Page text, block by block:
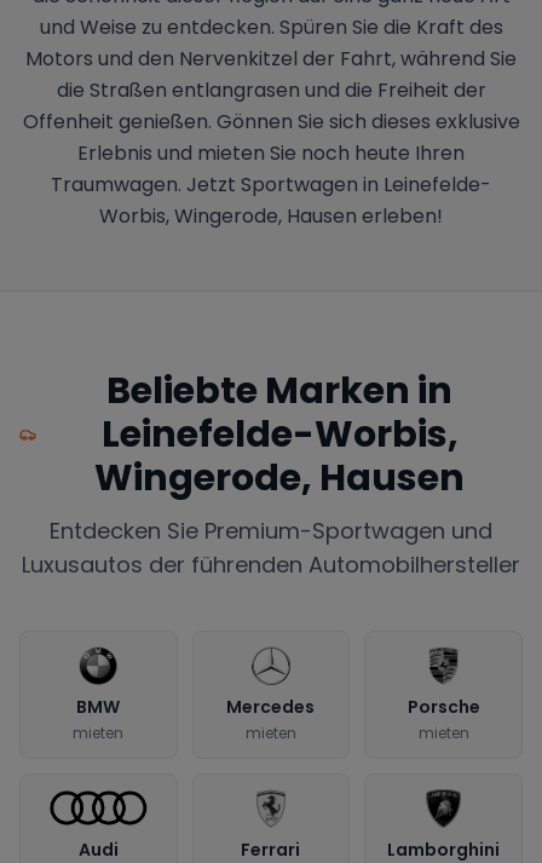
und Weise zu entdecken. Spüren Sie die Kraft des
Motors und den Nervenkitzel der Fahrt, während Sie
die Straßen entlangrasen und die Freiheit der
Offenheit genießen. Gönnen Sie sich dieses exklusive
Erlebnis und mieten Sie noch heute Ihren
Traumwagen. Jetzt Sportwagen in Leinefelde-
Worbis, Wingerode, Hausen erleben!
Beliebte Marken in
Leinefelde-Worbis,
Wingerode, Hausen
Entdecken Sie Premium-Sportwagen und
Luxusautos der führenden Automobilhersteller
BMW
mieten
Mercedes
mieten
Porsche
mieten
Audi Ferrari Lamborghini